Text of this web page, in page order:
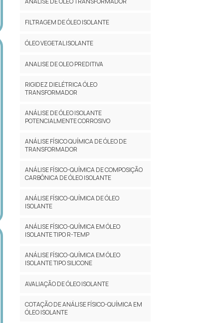
FILTRAGEM DE ÓLEO ISOLANTE
ÓLEO VEGETAL ISOLANTE
ANALISE DE OLEO PREDITIVA
RIGIDEZ DIELÉTRICA ÓLEO
TRANSFORMADOR
ANÁLISE DE ÓLEO ISOLANTE
POTENCIALMENTE CORROSIVO
ANÁLISE FÍSICO QUÍMICA DE ÓLEO DE
TRANSFORMADOR
ANÁLISE FÍSICO-QUÍMICA DE COMPOSIÇÃO
CARBÔNICA DE ÓLEO ISOLANTE
ANÁLISE FÍSICO-QUÍMICA DE ÓLEO
ISOLANTE
ANÁLISE FÍSICO-QUÍMICA EM ÓLEO
ISOLANTE TIPO R-TEMP
ANÁLISE FÍSICO-QUÍMICA EM ÓLEO
ISOLANTE TIPO SILICONE
AVALIAÇÃO DE ÓLEO ISOLANTE
COTAÇÃO DE ANÁLISE FÍSICO-QUÍMICA EM
ÓLEO ISOLANTE